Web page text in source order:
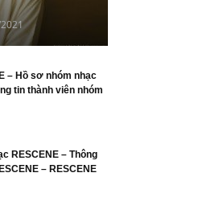
– Hồ sơ nhóm nhạc
tin thành viên nhóm
RESCENE – Thông
– RESCENE